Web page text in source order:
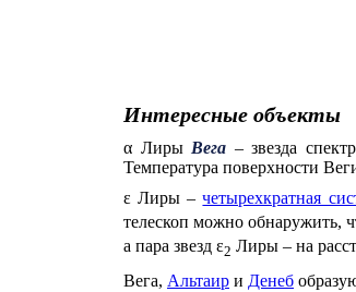
Интересные объекты
α Лиры Вега – звезда
Температура поверхности
ε Лиры –четырехкратная
телескоп можно обнаружить,
а пара звезд ε2 Лиры – на
Вега, Альтаир и Денеб